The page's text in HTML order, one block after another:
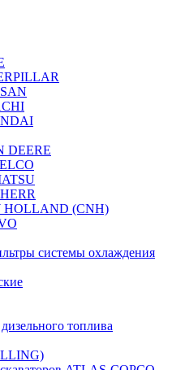
DEERE
HOLLAND (CNH)
системы охлаждения
топлива